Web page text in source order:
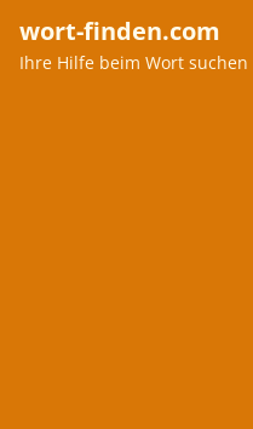
wort-finden.com
Ihre Hilfe beim Wort suchen